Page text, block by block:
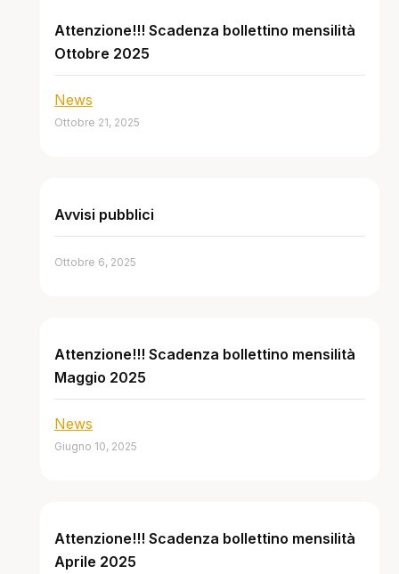
Attenzione!!! Scadenza bollettino mensilità
Ottobre 2025
News
Ottobre 21, 2025
Avvisi pubblici
Ottobre 6, 2025
Attenzione!!! Scadenza bollettino mensilità
Maggio 2025
News
Giugno 10, 2025
Attenzione!!! Scadenza bollettino mensilità
Aprile 2025